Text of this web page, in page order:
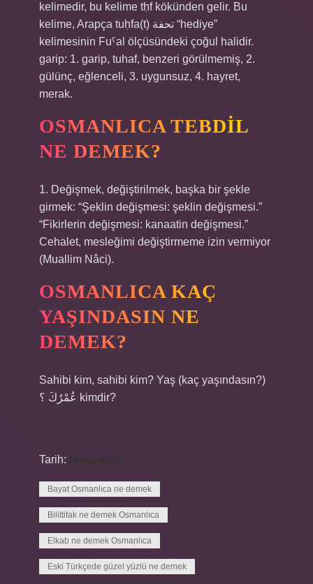
kelimedir, bu kelime tḥf kökünden gelir. Bu
kelime, Arapça tuḥfa(t) تحفة “hediye”
kelimesinin Fuˁal ölçüsündeki çoğul halidir.
garip: 1. garip, tuhaf, benzeri görülmemiş, 2.
gülünç, eğlenceli, 3. uygunsuz, 4. hayret,
merak.
OSMANLICA TEBDIL
NE DEMEK?
1. Değişmek, değiştirilmek, başka bir şekle
girmek: “Şeklin değişmesi: şeklin değişmesi.”
“Fikirlerin değişmesi: kanaatin değişmesi.”
Cehalet, mesleğimi değiştirmeme izin vermiyor
(Muallim Nâci).
OSMANLICA KAÇ
YAŞINDASIN NE
DEMEK?
Sahibi kim, sahibi kim? Yaş (kaç yaşındasın?)
عُمْرُكَ ؟ kimdir?
Tarih:
Bayat Osmanlıca ne demek
Bilittifak ne demek Osmanlıca
Elkab ne demek Osmanlıca
Eski Türkçede güzel yüzlü ne demek